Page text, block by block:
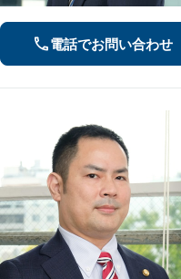
電話でお問い合わせ